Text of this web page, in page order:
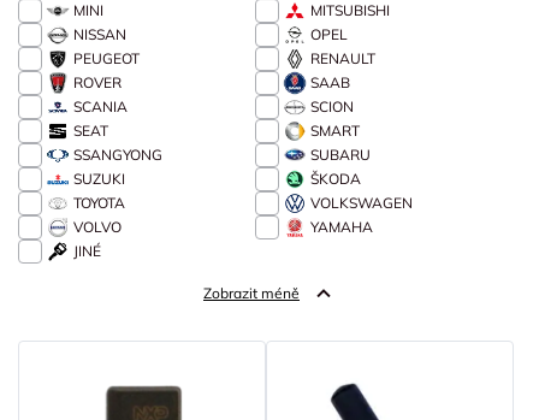
MINI
MITSUBISHI
NISSAN
OPEL
PEUGEOT
RENAULT
ROVER
SAAB
SCANIA
SCION
SEAT
SMART
SSANGYONG
SUBARU
SUZUKI
ŠKODA
TOYOTA
VOLKSWAGEN
VOLVO
YAMAHA
JINÉ
Zobrazit méně